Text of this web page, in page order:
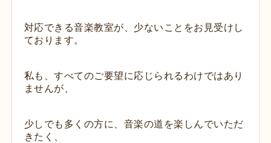
対応できる音楽教室が、少ないことをお見受けし
ております。
私も、すべてのご要望に応じられるわけではあり
ませんが、
少しでも多くの方に、音楽の道を楽しんでいただ
きたく、